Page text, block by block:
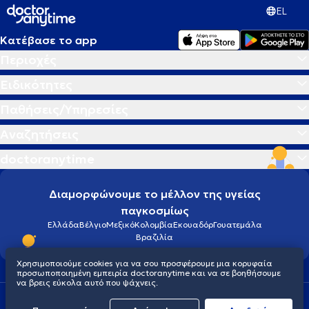
EL
Κατέβασε το app
Διαμορφώνουμε το μέλλον της υγείας
παγκοσμίως
ΕλλάδαΒέλγιοΜεξικόΚολομβίαΕκουαδόρΓουατεμάλα
Βραζιλία
Πολιτική προστασίας προσωπικού απορρήτου
Χρησιμοποιούμε cookies για να σου προσφέρουμε μια κορυφαία
προσωποποιημένη εμπειρία doctoranytime και να σε βοηθήσουμε
να βρεις εύκολα αυτό που ψάχνεις.